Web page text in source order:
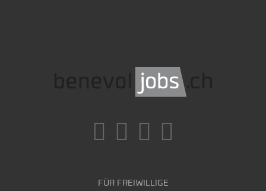
FÜR FREIWILLIGE